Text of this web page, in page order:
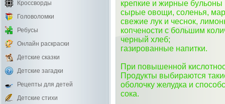
Кроссворды
Головоломки
Ребусы
Онлайн раскраски
Детские сказки
Детские загадки
Рецепты для детей
Детские стихи
крепкие и жирные бульоны
сырые овощи, соленья,
свежие лук и чеснок,
копчености с большим
черный хлеб;
газированные напитки.
При повышенной
Продукты выбираются
оболочку желудка и
сока.